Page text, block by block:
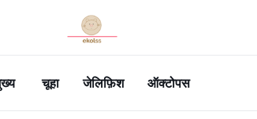
चूहा जेलिफ़िश ऑक्टोपस